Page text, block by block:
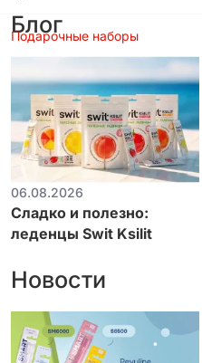
Подарочные наборы
Блог
06.08.2026
Сладко и полезно:
леденцы Swit Ksilit
Новости